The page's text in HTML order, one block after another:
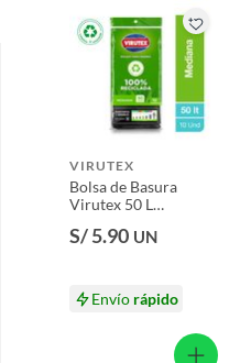
VIRUTEX
Bolsa de Basura
Virutex 50 L
S/ 5.90 UN
Envío rápido